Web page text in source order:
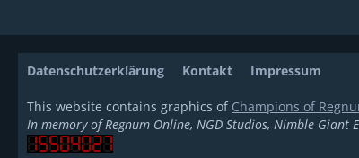
Datenschutzerklärung Kontakt Impressum
This website contains graphics of Champions of
In memory of Regnum Online, NGD Studios, Nimble